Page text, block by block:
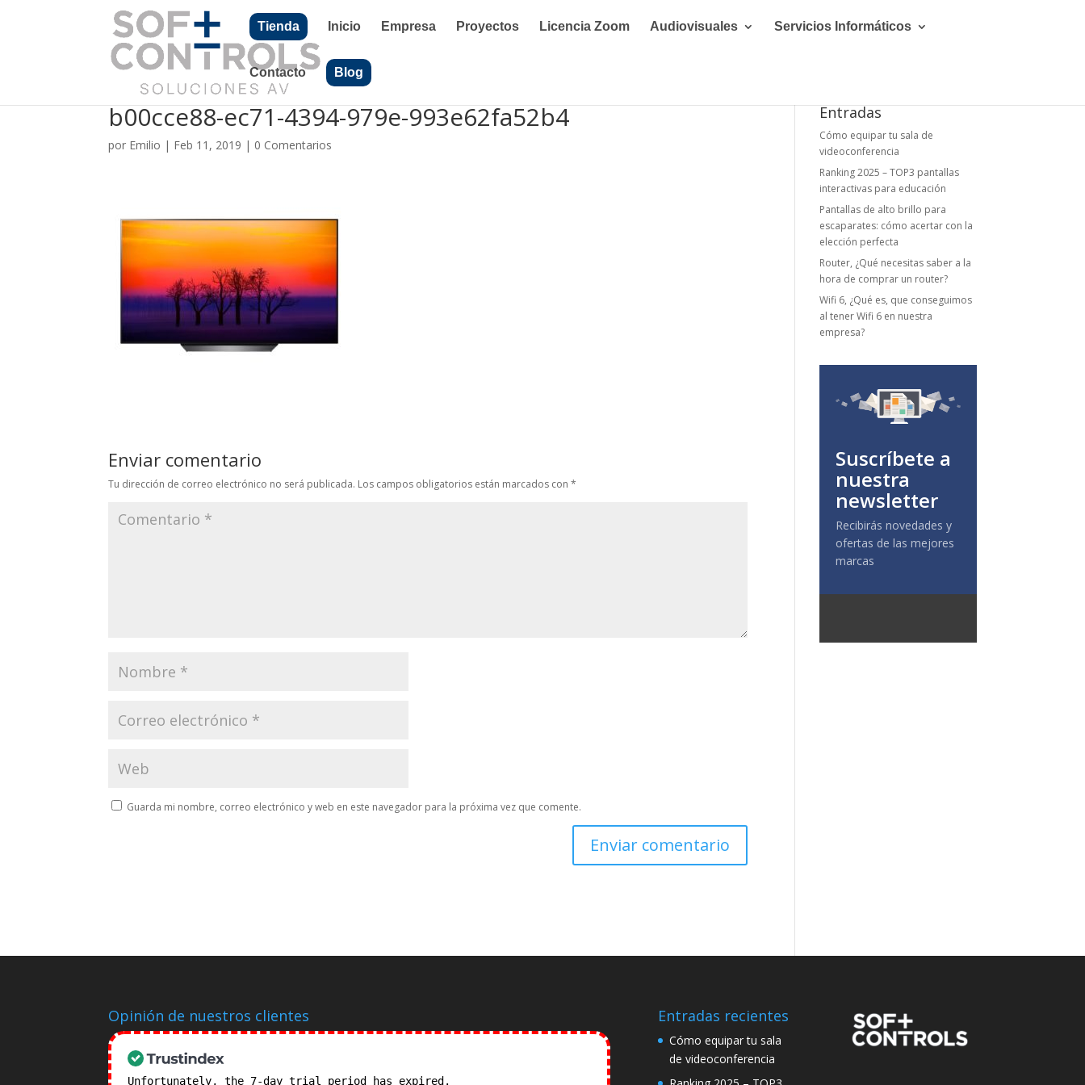
Tienda Inicio Empresa Proyectos Licencia Zoom Audiovisuales Servicios Informáticos
Contacto Blog
b00cce88-ec71-4394-979e-993e62fa52b4
por Emilio | Feb 11, 2019 | 0 Comentarios
Enviar comentario
Tu dirección de correo electrónico no será publicada. Los campos obligatorios están marcados con*
Guarda mi nombre, correo electrónico y web en este navegador para la próxima vez que comente.
Entradas
Cómo equipar tu sala de
videoconferencia
Ranking 2025 – TOP3 pantallas
interactivas para educación
Pantallas de alto brillo para
escaparates: cómo acertar con la
elección perfecta
Router, ¿Qué necesitas saber a la
hora de comprar un router?
Wifi 6, ¿Qué es, que conseguimos
al tener Wifi 6 en nuestra
empresa?
Suscríbete a
nuestra
newsletter
Recibirás novedades y
ofertas de las mejores
marcas
Opinión de nuestros clientes
Unfortunately, the 7-day trial period has expired.
Entradas recientes
Cómo equipar tu sala
de videoconferencia